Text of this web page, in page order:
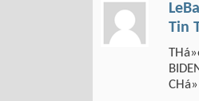
Tin